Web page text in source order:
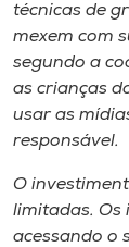
A+
técnicas de
mexem com
segundo a
as crianças
usar as
responsável.
O
limitadas. Os
acessando o